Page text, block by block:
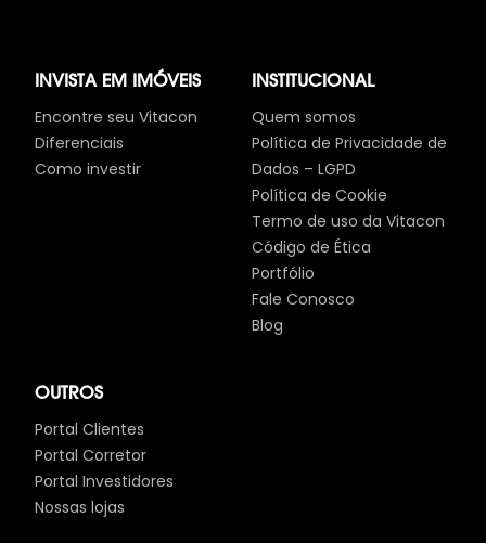
INVISTA EM IMÓVEIS
Encontre seu Vitacon
Diferenciais
Como investir
INSTITUCIONAL
Quem somos
Política de Privacidade de
Dados – LGPD
Política de Cookie
Termo de uso da Vitacon
Código de Ética
Portfólio
Fale Conosco
Blog
OUTROS
Portal Clientes
Portal Corretor
Portal Investidores
Nossas lojas